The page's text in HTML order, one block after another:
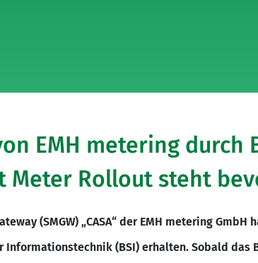
EMH metering
Meter Rollout steht
(SMGW) „CASA“ der EMH metering
Informationstechnik (BSI) erhalten. Sobald das